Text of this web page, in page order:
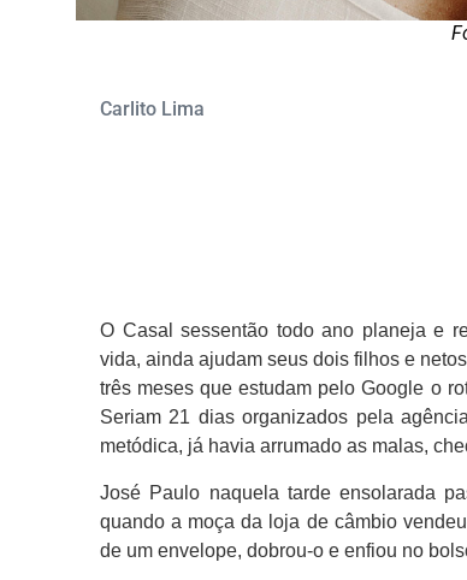
Carlito Lima
O Casal sessentão todo ano planeja e
vida, ainda ajudam seus dois filhos e
três meses que estudam pelo Google o
Seriam 21 dias organizados pela
metódica, já havia arrumado as malas,
José Paulo naquela tarde ensolarada
quando a moça da loja de câmbio
de um envelope, dobrou-o e enfiou no